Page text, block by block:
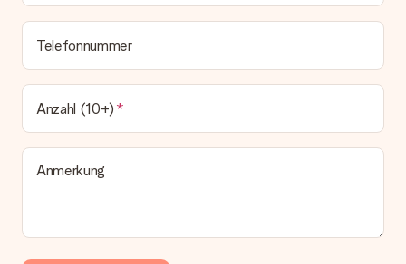
Telefonnummer
Anzahl (10+)
Anmerkung